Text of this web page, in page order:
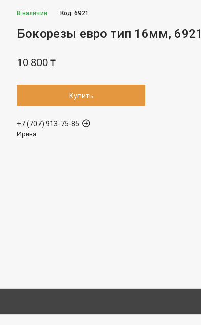
В наличии Код:6921
Бокорезы евро тип 16мм, 6921
10 800 ₸
Купить
+7 (707) 913-75-85
Ирина